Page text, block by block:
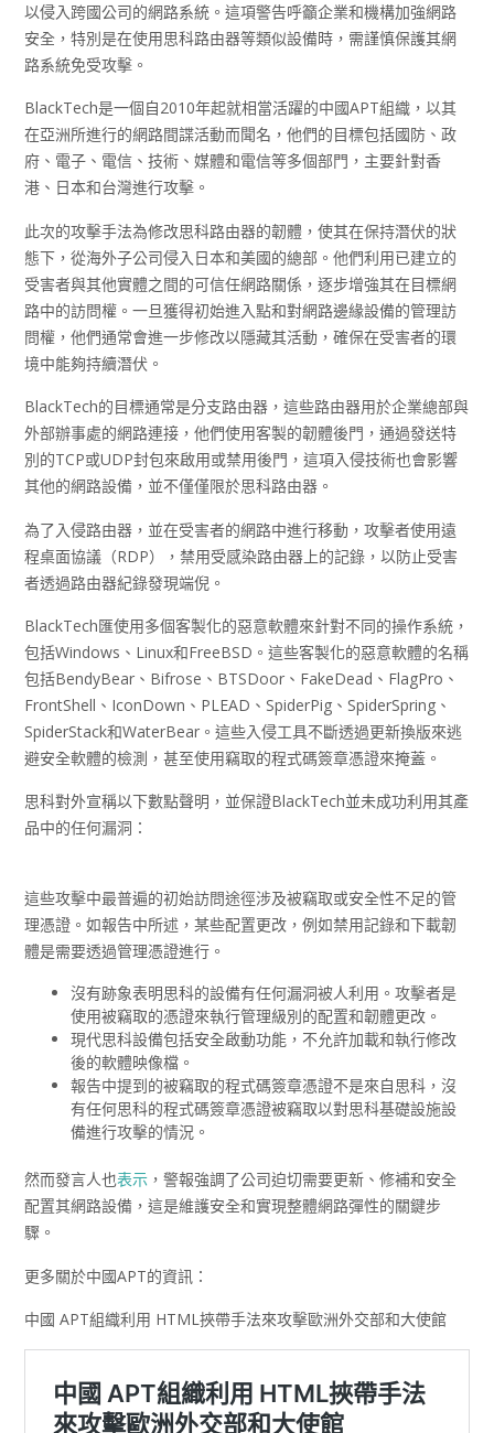
以侵入跨國公司的網路系統。這項警告呼籲企業和機構加強網路
安全，特別是在使用思科路由器等類似設備時，需謹慎保護其網
路系統免受攻擊。
BlackTech是一個自2010年起就相當活躍的中國APT組織，以其
在亞洲所進行的網路間諜活動而聞名，他們的目標包括國防、政
府、電子、電信、技術、媒體和電信等多個部門，主要針對香
港、日本和台灣進行攻擊。
此次的攻擊手法為修改思科路由器的韌體，使其在保持潛伏的狀
態下，從海外子公司侵入日本和美國的總部。他們利用已建立的
受害者與其他實體之間的可信任網路關係，逐步增強其在目標網
路中的訪問權。一旦獲得初始進入點和對網路邊緣設備的管理訪
問權，他們通常會進一步修改以隱藏其活動，確保在受害者的環
境中能夠持續潛伏。
BlackTech的目標通常是分支路由器，這些路由器用於企業總部與
外部辦事處的網路連接，他們使用客製的韌體後門，通過發送特
別的TCP或UDP封包來啟用或禁用後門，這項入侵技術也會影響
其他的網路設備，並不僅僅限於思科路由器。
為了入侵路由器，並在受害者的網路中進行移動，攻擊者使用遠
程桌面協議（RDP），禁用受感染路由器上的記錄，以防止受害
者透過路由器紀錄發現端倪。
BlackTech匯使用多個客製化的惡意軟體來針對不同的操作系統，
包括Windows、Linux和FreeBSD。這些客製化的惡意軟體的名稱
包括BendyBear、Bifrose、BTSDoor、FakeDead、FlagPro、
FrontShell、IconDown、PLEAD、SpiderPig、SpiderSpring、
SpiderStack和WaterBear。這些入侵工具不斷透過更新換版來逃
避安全軟體的檢測，甚至使用竊取的程式碼簽章憑證來掩蓋。
思科對外宣稱以下數點聲明，並保證BlackTech並未成功利用其產
品中的任何漏洞：
這些攻擊中最普遍的初始訪問途徑涉及被竊取或安全性不足的管
理憑證。如報告中所述，某些配置更改，例如禁用記錄和下載韌
體是需要透過管理憑證進行。
沒有跡象表明思科的設備有任何漏洞被人利用。攻擊者是
使用被竊取的憑證來執行管理級別的配置和韌體更改。
現代思科設備包括安全啟動功能，不允許加載和執行修改
後的軟體映像檔。
報告中提到的被竊取的程式碼簽章憑證不是來自思科，沒
有任何思科的程式碼簽章憑證被竊取以對思科基礎設施設
備進行攻擊的情況。
然而發言人也表示 ，警報強調了公司​​迫切需要更新、修補和安全
配置其網路設備，這是維護安全和實現整體網路彈性的關鍵步
驟。
更多關於中國APT的資訊：
中國 APT組織利用 HTML挾帶手法來攻擊歐洲外交部和大使館